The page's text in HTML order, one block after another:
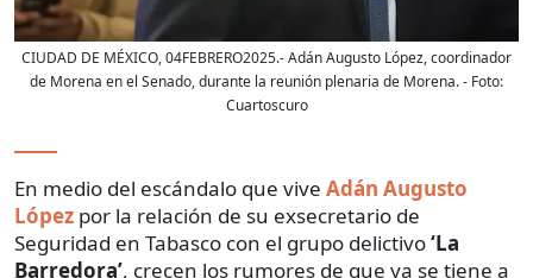
CIUDAD DE MÉXICO, 04FEBRERO2025.- Adán Augusto López, coordinador
de Morena en el Senado, durante la reunión plenaria de Morena.- Foto:
Cuartoscuro
En medio del escándalo que vive Adán Augusto
López por la relación de su exsecretario de
Seguridad en Tabasco con el grupo delictivo‘La
Barredora’, crecen los rumores de que ya se tiene a